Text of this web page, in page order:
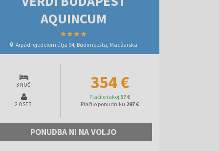
AQUINCUM
Árpád fejedelem útja 94, Budimpešta, Madžarska
3 NOČI
2 OSEBI
354 €
Plačilo takoj 57 €
Plačilo ponudniku 297 €
PONUDBA NI NA VOLJO